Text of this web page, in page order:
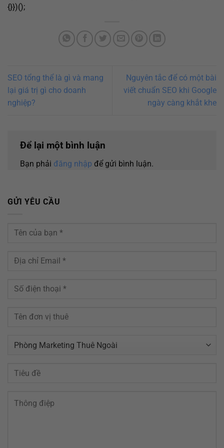
{}})();
SEO tổng thể là gì và mang
lại giá trị gì cho doanh
nghiệp?
Nguyên tắc để có một bài
viết chuẩn SEO khi Google
ngày càng khắt khe
Để lại một bình luận
Bạn phải đăng nhập để gửi bình luận.
GỬI YÊU CẦU